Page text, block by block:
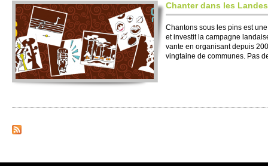
Chanter dans les
Chantons sous les pins est
et inve­stit la campagne
vante en organisant depuis
vingtaine de co­mmunes. Pas